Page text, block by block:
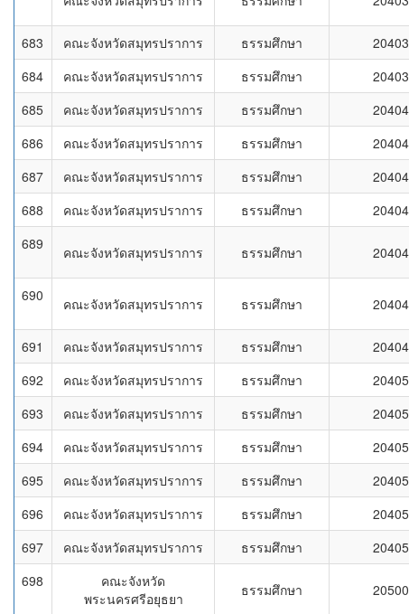
683 คณะจังหวัดสมุทรปราการ ธรรมศึกษา
684
คณะจังหวัดสมุทรปราการ ธรรมศึกษา
685
คณะจังหวัดสมุทรปราการ ธรรมศึกษา
686
คณะจังหวัดสมุทรปราการ ธรรมศึกษา
687
คณะจังหวัดสมุทรปราการ ธรรมศึกษา
688
คณะจังหวัดสมุทรปราการ ธรรมศึกษา
689
คณะจังหวัดสมุทรปราการ ธรรมศึกษา
690 คณะจังหวัดสมุทรปราการ ธรรมศึกษา
691 คณะจังหวัดสมุทรปราการ ธรรมศึกษา
692
คณะจังหวัดสมุทรปราการ ธรรมศึกษา
693
คณะจังหวัดสมุทรปราการ ธรรมศึกษา
694
คณะจังหวัดสมุทรปราการ ธรรมศึกษา
695
คณะจังหวัดสมุทรปราการ ธรรมศึกษา
696
คณะจังหวัดสมุทรปราการ ธรรมศึกษา
697
คณะจังหวัดสมุทรปราการ ธรรมศึกษา
698
คณะจังหวัด
พระนครศรีอยุธยา
ธรรมศึกษา